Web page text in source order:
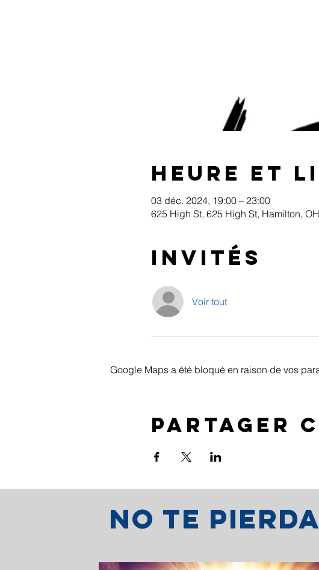
Heure et
03 déc. 2024, 19:00 – 23:00
625 High St, 625 High St, Hamilton,
Invités
Voir tout
Google Maps a été bloqué en raison de vos
Partager
No te